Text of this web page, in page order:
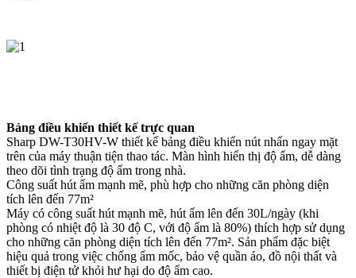
Bảng điều khiển thiết kế trực quan
Sharp DW-T30HV-W thiết kế bảng điều khiển nút nhấn ngay mặt
trên của máy thuận tiện thao tác. Màn hình hiển thị độ ẩm, dễ dàng
theo dõi tình trạng độ ẩm trong nhà.
Công suất hút ẩm mạnh mẽ, phù hợp cho những căn phòng diện
tích lên đến 77m²
Máy có công suất hút mạnh mẽ, hút ẩm lên đến 30L/ngày (khi
phòng có nhiệt độ là 30 độ C, với độ ẩm là 80%) thích hợp sử dụng
cho những căn phòng diện tích lên đến 77m². Sản phẩm đặc biệt
hiệu quả trong việc chống ẩm mốc, bảo vệ quần áo, đồ nội thất và
thiết bị điện tử khỏi hư hại do độ ẩm cao.